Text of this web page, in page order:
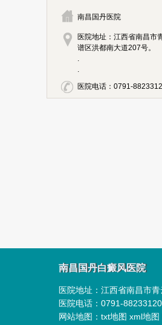
南昌国丹医院
医院地址：江西省南昌市
谱区洪都南大道207号。
.
.
医院电话：0791-
南昌国丹白癜风医院
医院地址： 江西省南昌市
医院电话： 0791-88233120
网站地图： txt地图 xml地图